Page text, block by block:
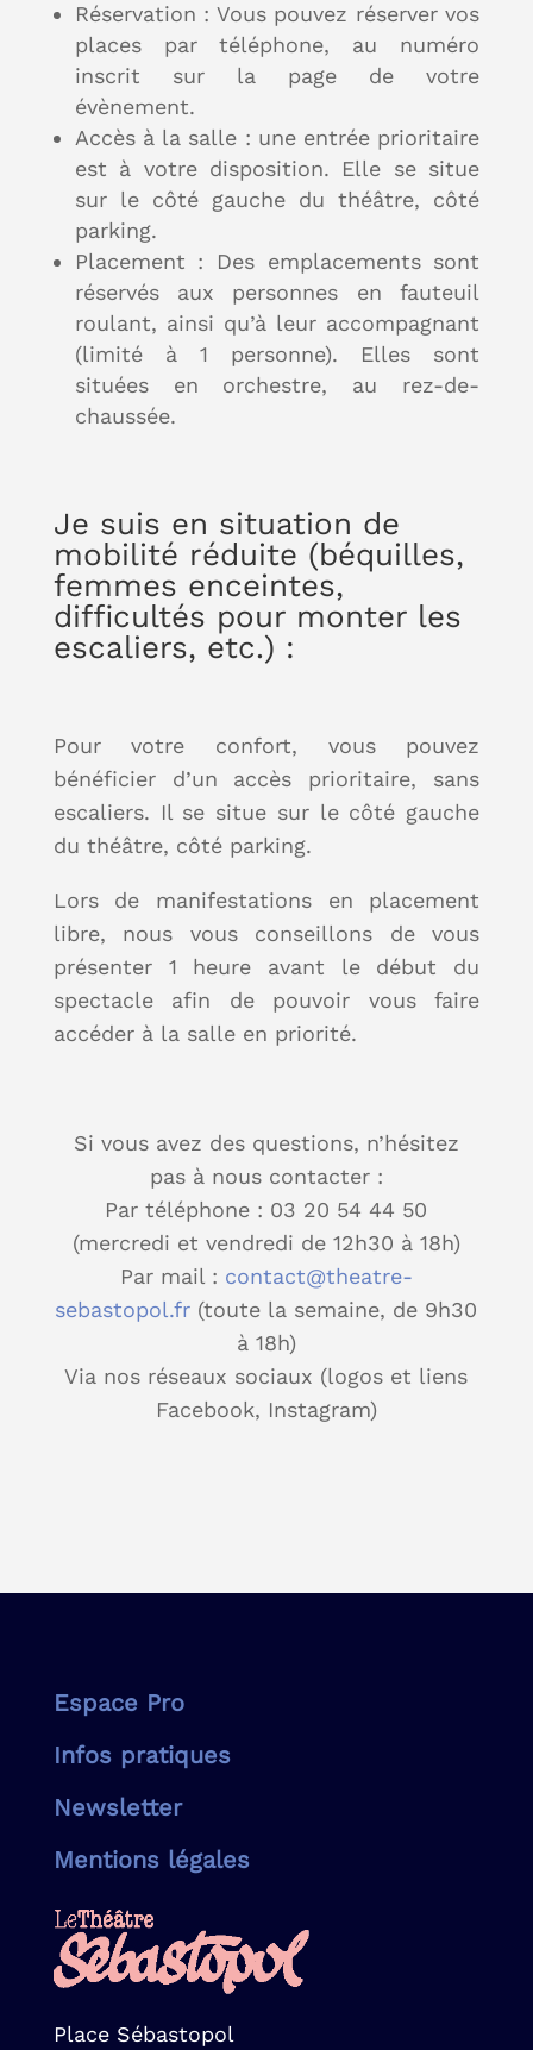
Réservation : Vous pouvez réserver vos
places par téléphone, au numéro
inscrit sur la page de votre
évènement.
Accès à la salle : une entrée prioritaire
est à votre disposition. Elle se situe
sur le côté gauche du théâtre, côté
parking.
Placement : Des emplacements sont
réservés aux personnes en fauteuil
roulant, ainsi qu’à leur accompagnant
(limité à 1 personne). Elles sont
situées en orchestre, au rez-de-
chaussée.
Je suis en situation de
mobilité réduite (béquilles,
femmes enceintes,
difficultés pour monter les
escaliers, etc.) :
Pour votre confort, vous pouvez
bénéficier d’un accès prioritaire, sans
escaliers. Il se situe sur le côté gauche
du théâtre, côté parking.
Lors de manifestations en placement
libre, nous vous conseillons de vous
présenter 1 heure avant le début du
spectacle afin de pouvoir vous faire
accéder à la salle en priorité.
Si vous avez des questions, n’hésitez
pas à nous contacter :
Par téléphone : 03 20 54 44 50
(mercredi et vendredi de 12h30 à 18h)
Par mail : contact@theatre-
sebastopol.fr (toute la semaine, de 9h30
à 18h)
Via nos réseaux sociaux (logos et liens
Facebook, Instagram)
Espace Pro
Infos pratiques
Newsletter
Mentions légales
Place Sébastopol